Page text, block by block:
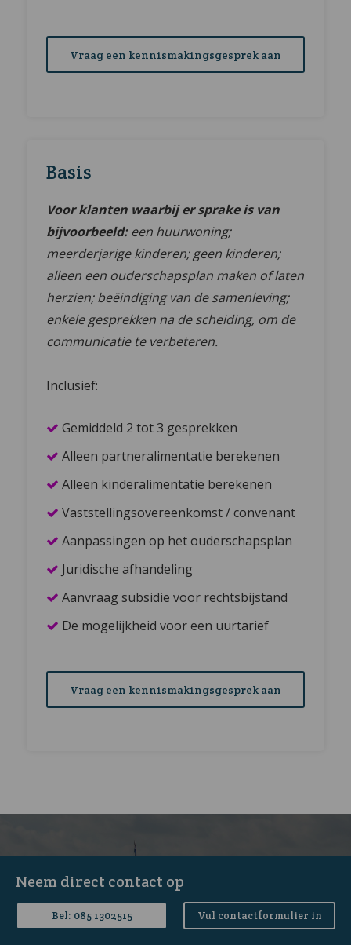
Basis
Voor klanten waarbij er sprake is van
bijvoorbeeld: een huurwoning;
meerderjarige kinderen; geen kinderen;
alleen een ouderschapsplan maken of laten
herzien; beëindiging van de samenleving;
enkele gesprekken na de scheiding, om de
communicatie te verbeteren.
Inclusief:
Gemiddeld 2 tot 3 gesprekken
Alleen partneralimentatie berekenen
Alleen kinderalimentatie berekenen
Vaststellingsovereenkomst / convenant
Aanpassingen op het ouderschapsplan
Juridische afhandeling
Aanvraag subsidie voor rechtsbijstand
De mogelijkheid voor een uurtarief
Vraag een kennismakingsgesprek aan
Vraag een kennismakingsgesprek aan
Veelgestelde vragen
mediation Den Haag
Neem direct contact op
Bel: 085 1302515 Vul contactformulier in